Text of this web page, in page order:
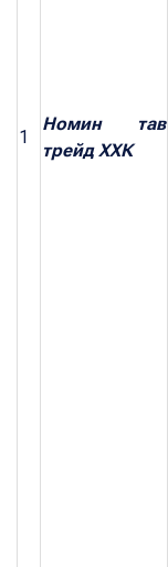
1
Номин тав
трейд ХХК